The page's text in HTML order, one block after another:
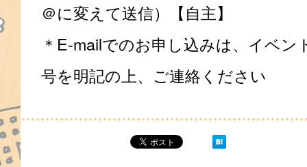
＠に変えて送信）【自主】
＊E-mailでのお申し込みは、イベン
号を明記の上、ご連絡ください